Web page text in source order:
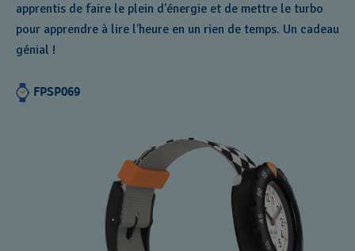
apprentis de faire le plein d’énergie et de mettre le turbo
pour apprendre à lire l’heure en un rien de temps. Un cadeau
génial !
FPSP069